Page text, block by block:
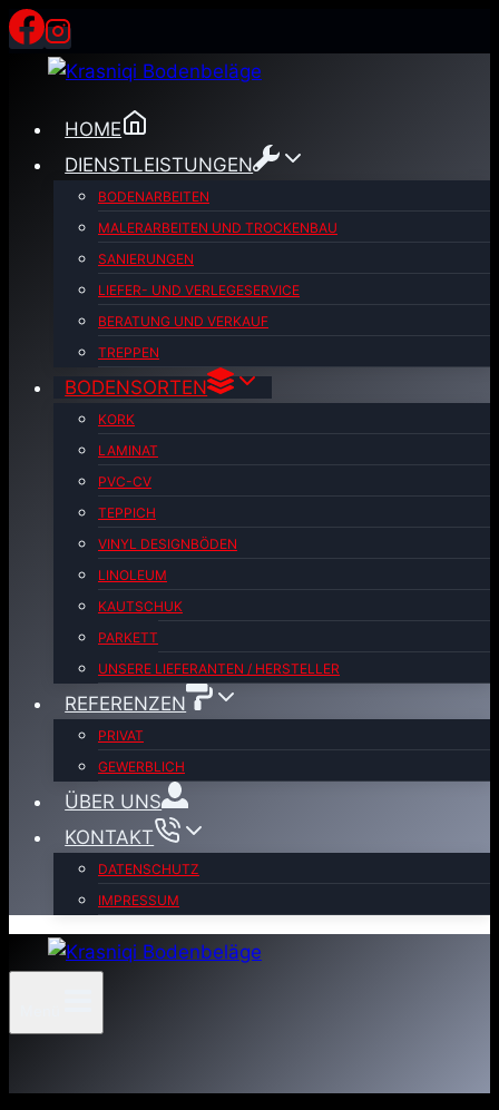
Zum
Inhalt
springen
HOME
DIENSTLEISTUNGEN
BODENARBEITEN
MALERARBEITEN UND TROCKENBAU
SANIERUNGEN
LIEFER- UND VERLEGESERVICE
BERATUNG UND VERKAUF
TREPPEN
BODENSORTEN
KORK
LAMINAT
PVC-CV
TEPPICH
VINYL DESIGNBÖDEN
LINOLEUM
KAUTSCHUK
PARKETT
UNSERE LIEFERANTEN / HERSTELLER
REFERENZEN
PRIVAT
GEWERBLICH
ÜBER UNS
KONTAKT
DATENSCHUTZ
IMPRESSUM